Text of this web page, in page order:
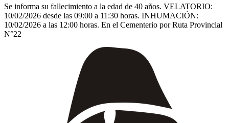
Se informa su fallecimiento a la edad de 40 años. VELATORIO:
10/02/2026 desde las 09:00 a 11:30 horas. INHUMACIÓN:
10/02/2026 a las 12:00 horas. En el Cementerio por Ruta Provincial
N°22